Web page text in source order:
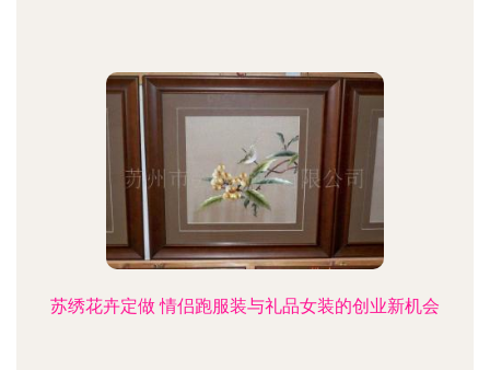
苏绣花卉定做 情侣跑服装与礼品女装的创业新机会